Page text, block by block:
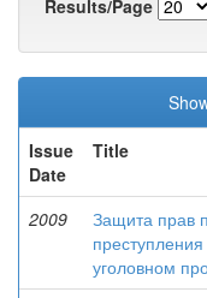
Results/Page
Issue
Date
Title
2009
Защита прав
уголовном